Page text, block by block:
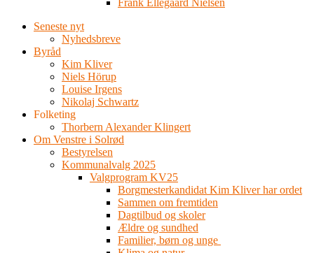
Frank Ellegaard Nielsen
Seneste nyt
Nyhedsbreve
Byråd
Kim Kliver
Niels Hörup
Louise Irgens
Nikolaj Schwartz
Folketing
Thorbern Alexander Klingert
Om Venstre i Solrød
Bestyrelsen
Kommunalvalg 2025
Valgprogram KV25
Borgmesterkandidat Kim Kliver har ordet
Sammen om fremtiden
Dagtilbud og skoler
Ældre og sundhed
Familier, børn og unge